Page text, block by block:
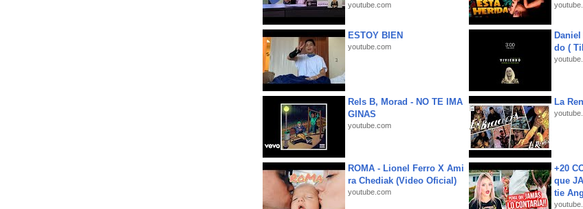
youtube.com
ESTOY BIEN
youtube.com
do (
Rels B, Morad - NO TE IMA
GINAS
youtube.com
La
ROMA - Lionel Ferro X Ami
ra Chediak (Video Oficial)
youtube.com
+20
que
tie